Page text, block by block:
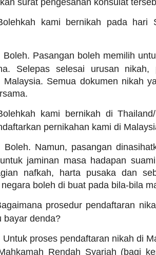
surat pengesahan konsulat
kami bernikah pada hari
Boleh. Pasangan boleh memilih
Selepas selesai urusan nikah,
Malaysia. Semua dokumen nikah
kami bernikah di
pernikahan kami di
Boleh. Namun, pasangan
jaminan masa hadapan
nafkah, harta pusaka dan
boleh di buat pada bila-bila
prosedur pendaftaran
bayar denda?
Untuk proses pendaftaran nikah di
Rendah Syariah (bagi